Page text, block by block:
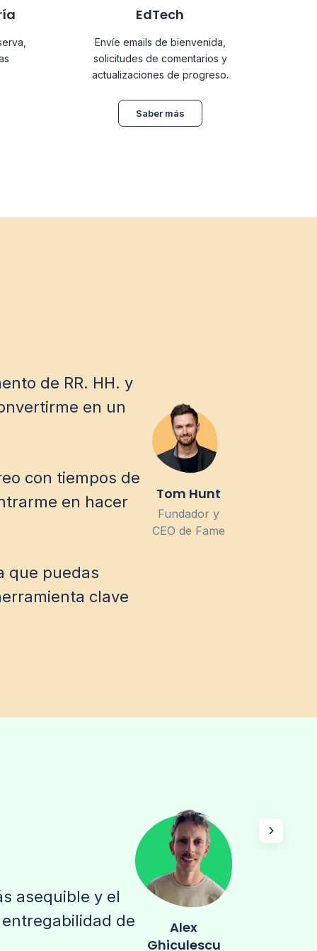
EdTech
Envíe emails de bienvenida,
solicitudes de comentarios y
actualizaciones de progreso.
Saber más
de RR. HH. y
en un
con tiempos de
en hacer
que puedas
clave
Tom Hunt
Fundador y
CEO de Fame
asequible y el
de
Alex
Ghiculescu